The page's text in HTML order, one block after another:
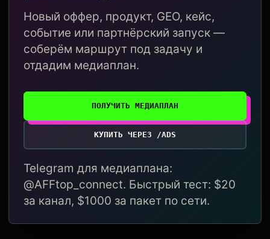
Новый оффер, продукт, GEO, кейс,
событие или партнёрский запуск —
соберём маршрут под задачу и
отдадим медиаплан.
ПОЛУЧИТЬ МЕДИАПЛАН
КУПИТЬ ЧЕРЕЗ /ADS
Telegram для медиаплана:
@AFFtop_connect. Быстрый тест: $20
за канал, $1000 за пакет по сети.